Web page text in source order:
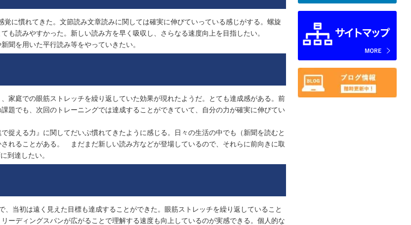
に慣れてきた。文節読み文章読みに関しては確実に伸びていっている感じがする。螺旋
も読みやすかった。新しい読み方を早く吸収し、さらなる速度向上を目指したい。
聞を用いた平行読み等をやっていきたい。
家庭での眼筋ストレッチを繰り返していた効果が現れたようだ。とても達成感がある。前
題でも、次回のトレーニングでは達成することができていて、自分の力が確実に伸びてい
捉える力』に関してだいぶ慣れてきたように感じる。日々の生活の中でも（新聞を読むと
れることがある。 まだまだ新しい読み方などが登場しているので、それらに前向きに取
到達したい。
当初は遠く見えた目標も達成することができた。眼筋ストレッチを繰り返していること
ーディングスパンが広がることで理解する速度も向上しているのが実感できる。個人的な